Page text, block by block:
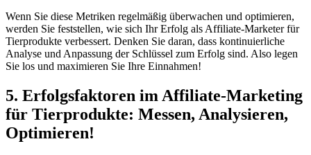
Wenn Sie diese Metriken regelmäßig überwachen und optimieren,
werden Sie feststellen, wie⁢ sich Ihr Erfolg als‍ Affiliate-Marketer für‍
Tierprodukte verbessert. Denken Sie daran,⁤ dass kontinuierliche
Analyse⁤ und Anpassung der Schlüssel zum Erfolg‌ sind. Also legen‍
Sie ‌los ‍und maximieren Sie Ihre Einnahmen!
5. Erfolgsfaktoren ⁤im Affiliate-Marketing⁣
für Tierprodukte: ‌Messen, Analysieren,
Optimieren!